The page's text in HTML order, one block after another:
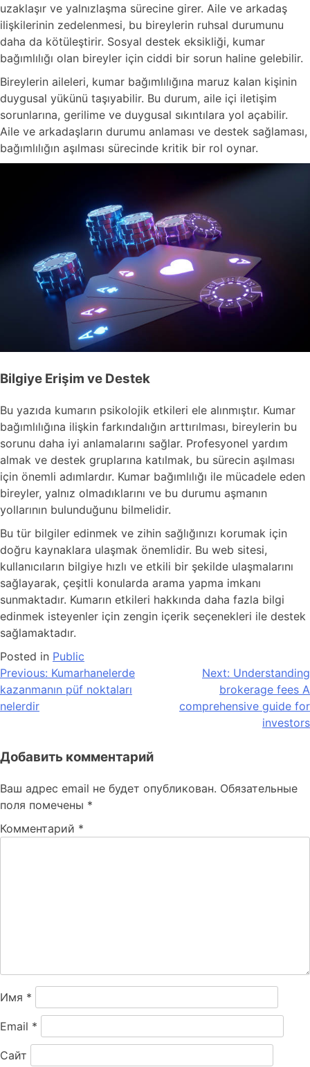
uzaklaşır ve yalnızlaşma sürecine girer. Aile ve arkadaş
ilişkilerinin zedelenmesi, bu bireylerin ruhsal durumunu
daha da kötüleştirir. Sosyal destek eksikliği, kumar
bağımlılığı olan bireyler için ciddi bir sorun haline gelebilir.
Bireylerin aileleri, kumar bağımlılığına maruz kalan kişinin
duygusal yükünü taşıyabilir. Bu durum, aile içi iletişim
sorunlarına, gerilime ve duygusal sıkıntılara yol açabilir.
Aile ve arkadaşların durumu anlaması ve destek sağlaması,
bağımlılığın aşılması sürecinde kritik bir rol oynar.
Bilgiye Erişim ve Destek
Bu yazıda kumarın psikolojik etkileri ele alınmıştır. Kumar
bağımlılığına ilişkin farkındalığın arttırılması, bireylerin bu
sorunu daha iyi anlamalarını sağlar. Profesyonel yardım
almak ve destek gruplarına katılmak, bu sürecin aşılması
için önemli adımlardır. Kumar bağımlılığı ile mücadele eden
bireyler, yalnız olmadıklarını ve bu durumu aşmanın
yollarının bulunduğunu bilmelidir.
Bu tür bilgiler edinmek ve zihin sağlığınızı korumak için
doğru kaynaklara ulaşmak önemlidir. Bu web sitesi,
kullanıcıların bilgiye hızlı ve etkili bir şekilde ulaşmalarını
sağlayarak, çeşitli konularda arama yapma imkanı
sunmaktadır. Kumarın etkileri hakkında daha fazla bilgi
edinmek isteyenler için zengin içerik seçenekleri ile destek
sağlamaktadır.
Posted in Public
Previous: Kumarhanelerde
kazanmanın püf noktaları
nelerdir
Next: Understanding
brokerage fees A
comprehensive guide for
investors
Добавить комментарий
Ваш адрес email не будет опубликован. Обязательные
поля помечены *
Комментарий *
Имя *
Email *
Сайт